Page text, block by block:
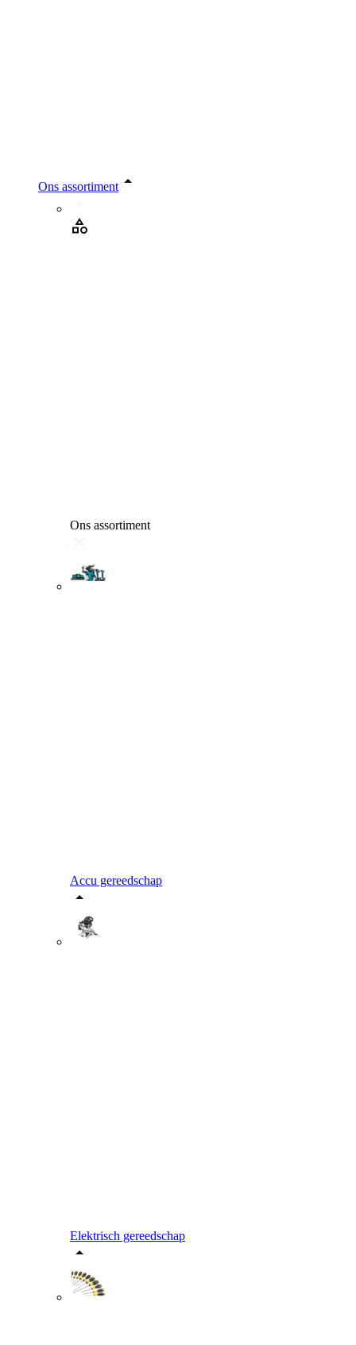
Ons assortiment
Ons assortiment
Accu gereedschap
Elektrisch gereedschap